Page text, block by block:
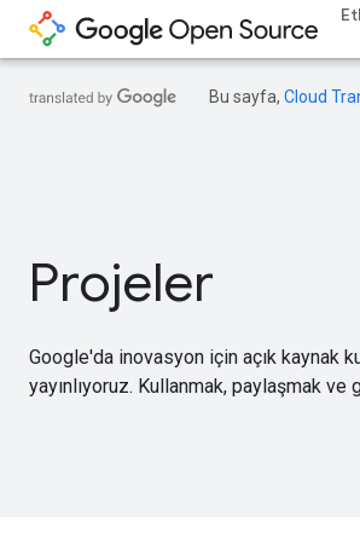
Bu sayfa, Cloud
Projeler
Google'da inovasyon için açık kaynak
yayınlıyoruz. Kullanmak, paylaşmak